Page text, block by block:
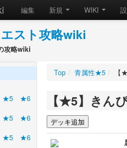
編集 新規 WIKI
スト攻略wiki
攻略wiki
★5
★6
★5
★6
★5
★6
Top / 青属性★5 / 【
【★5】きん